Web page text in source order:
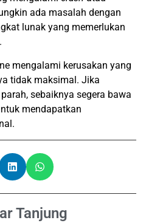
ada masalah dengan
lunak yang memerlukan
mengalami kerusakan yang
tidak maksimal. Jika
sebaiknya segera bawa
mendapatkan
Tanjung